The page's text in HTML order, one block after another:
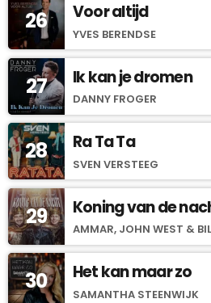
26 Voor altijd
YVES BERENDSE
27 Ik kan je dromen
DANNY FROGER
28 Ra Ta Ta
SVEN VERSTEEG
29 Koning van de
AMMAR, JOHN WEST &
30 Het kan maar zo
SAMANTHA STEENWIJK